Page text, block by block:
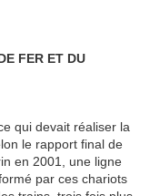
FER ET DU
qui devait réaliser la
le rapport final de
en 2001, une ligne
par ces chariots